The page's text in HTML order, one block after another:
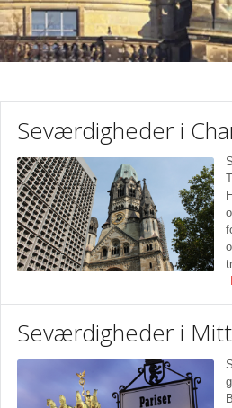
Seværdigheder i
Seværdigheder i